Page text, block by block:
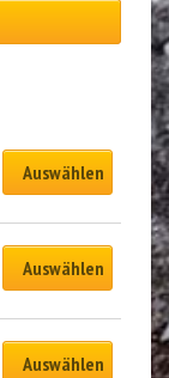
Auswählen
Auswählen
Auswählen